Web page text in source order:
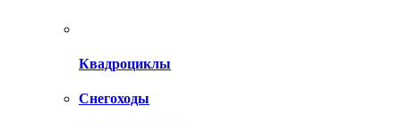
Квадроциклы
Снегоходы